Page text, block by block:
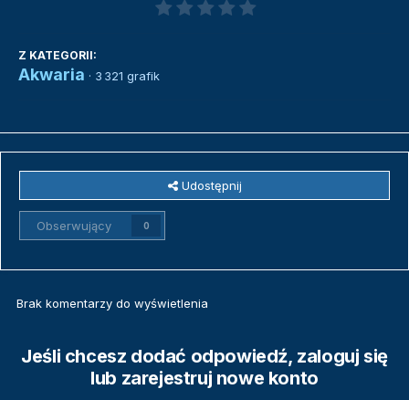
Z KATEGORII:
Akwaria · 3 321 grafik
Udostępnij
Obserwujący 0
Brak komentarzy do wyświetlenia
Jeśli chcesz dodać odpowiedź, zaloguj się
lub zarejestruj nowe konto